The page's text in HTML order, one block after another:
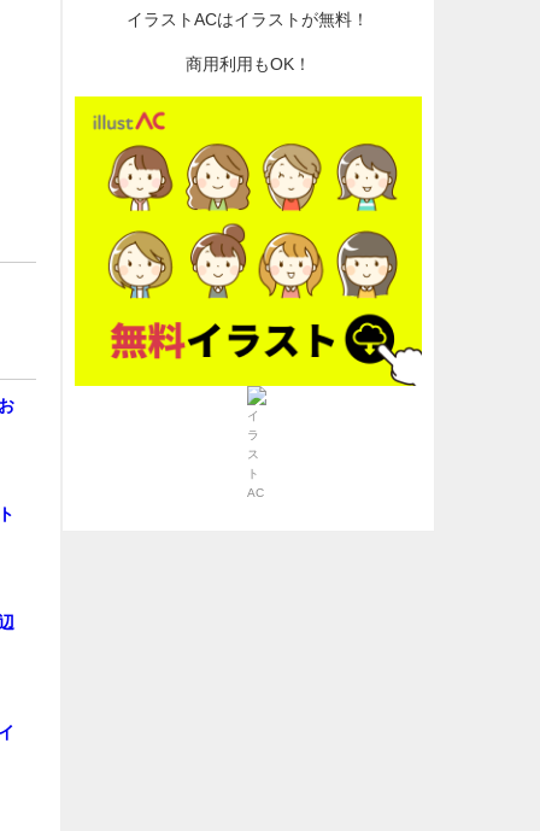
イラストACはイラストが無料！
商用利用もOK！